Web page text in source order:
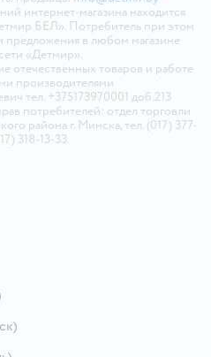
интернет-магазина находится
БЕЛ». Потребитель при этом
предложения в любом магазине
«Детмир».
отечественных товаров и работе
производителями
тел. +375173970001 доб.213
потребителей: отдел торговли
района г. Минска, тел. (017) 377-
318-13-33.